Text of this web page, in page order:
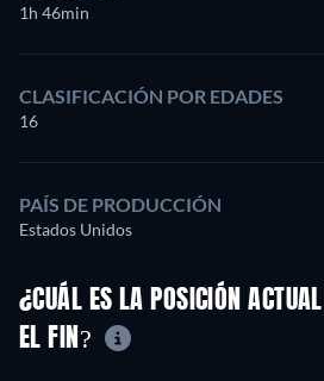
1h 46min
CLASIFICACIÓN POR EDADES
16
PAÍS DE PRODUCCIÓN
Estados Unidos
¿CUÁL ES LA POSICIÓN
EL FIN?